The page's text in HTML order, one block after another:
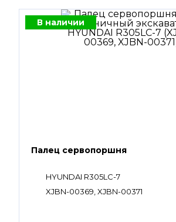
В наличии
Палец сервопоршня
HYUNDAI R305LC-7
XJBN-00369, XJBN-00371